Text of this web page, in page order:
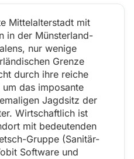
Mittelalterstadt mit
in der Münsterland-
nur wenige
Grenze
durch ihre reiche
das imposante
Jagdsitz der
Wirtschaftlich ist
mit bedeutenden
Gruppe (Sanitär-
Software und